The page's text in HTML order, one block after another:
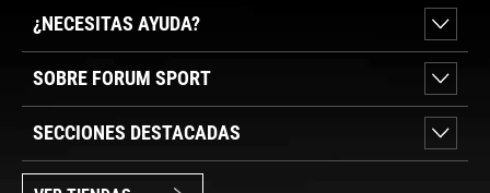
¿NECESITAS AYUDA?
SOBRE FORUM SPORT
SECCIONES DESTACADAS